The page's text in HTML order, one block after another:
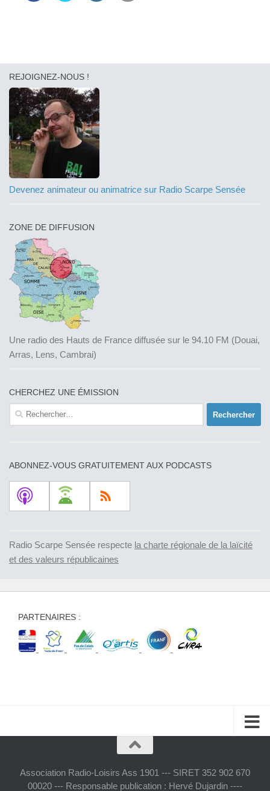
REJOIGNEZ-NOUS !
Devenez animateur ou animatrice sur Radio Scarpe Sensée
ZONE DE DIFFUSION
Une radio des Hauts de France diffusée sur le 94.10 FM (Douai,
Arras, Lens, Cambrai)
CHERCHEZ UNE ÉMISSION
Rechercher :
ABONNEZ-VOUS GRATUITEMENT AUX PODCASTS
Radio Scarpe Sensée respecte la charte régionale de la laïcité
et des valeurs républicaines
PARTENAIRES :
Association Radio-Loisirs Ass 1901 --- SIRET 352 902 670
00020 --- Responsable publication : Hervé Dujardin ----